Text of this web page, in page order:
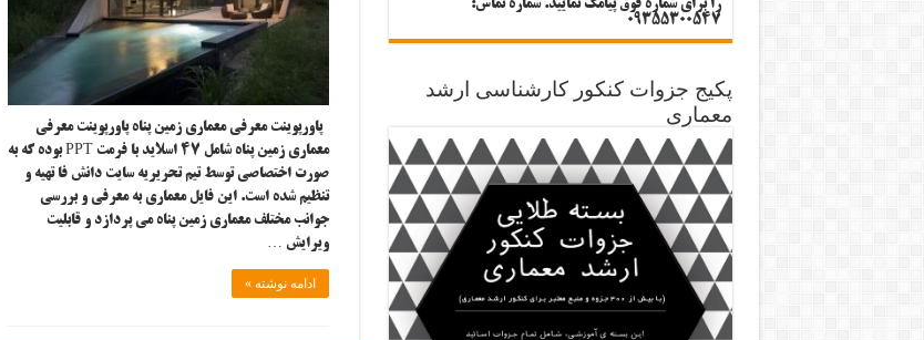
پاورپوینت معرفی معماری زمین پناه پاورپوینت معرفی
معماری زمین پناه شامل ۴۷ اسلاید با فرمت PPT بوده که به
صورت اختصاصی توسط تیم تحریریه سایت دانش فا تهیه و
تنظیم شده است. این فایل معماری به معرفی و بررسی
جوانب مختلف معماری زمین پناه می پردازد و قابلیت
ویرایش …
ادامه نوشته »
را برای شماره فوق پیامک نمایید. شماره تماس:
09355300547
پکیج جزوات کنکور کارشناسی ارشد
معماری